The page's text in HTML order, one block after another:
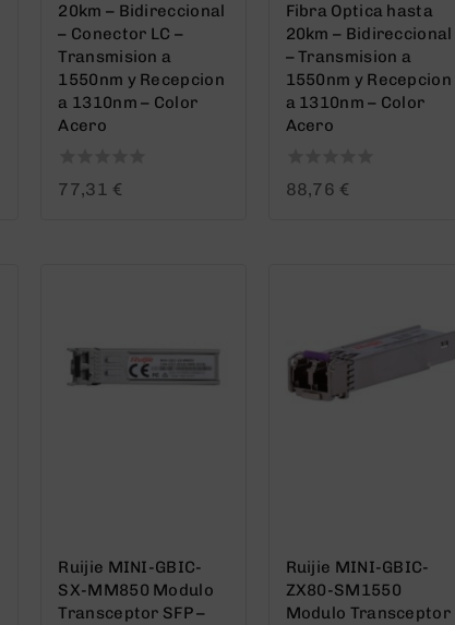
20km – Bidireccional
– Conector LC –
Transmision a
1550nm y Recepcion
a 1310nm – Color
Acero
0
77,31 €
Fibra Optica hasta
20km – Bidireccional
– Transmision a
1550nm y Recepcion
a 1310nm – Color
Acero
0
88,76 €
Ruijie MINI-GBIC-
SX-MM850 Modulo
Transceptor SFP –
Ruijie MINI-GBIC-
ZX80-SM1550
Modulo Transceptor